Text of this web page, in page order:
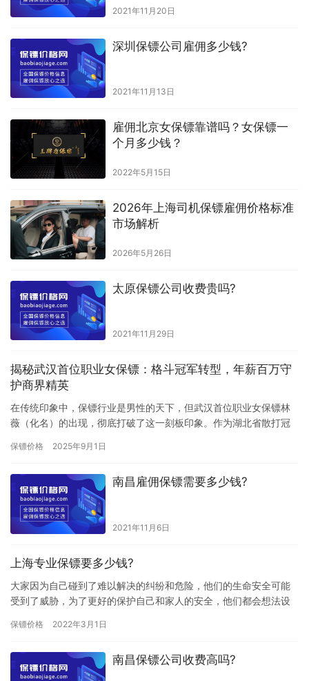
2021年11月20日
深圳保镖公司雇佣多少钱?
2021年11月13日
雇佣北京女保镖靠谱吗？女保镖一
个月多少钱？
2022年5月15日
2026年上海司机保镖雇佣价格标准
市场解析
2026年5月26日
太原保镖公司收费贵吗?
2021年11月29日
揭秘武汉首位职业女保镖：格斗冠军转型，年薪百万守
护商界精英
在传统印象中，保镖行业是男性的天下，但武汉首位职业女保镖林
薇（化名）的出现，彻底打破了这一刻板印象。作为湖北省散打冠
企…
保镖价格 2025年9月1日
南昌雇佣保镖需要多少钱?
2021年11月6日
上海专业保镖要多少钱?
大家因为自己碰到了难以解决的纠纷和危险，他们的生命安全可能
受到了威胁，为了更好的保护自己和家人的安全，他们都会想法设
海专业…
保镖价格 2022年3月1日
南昌保镖公司收费高吗?